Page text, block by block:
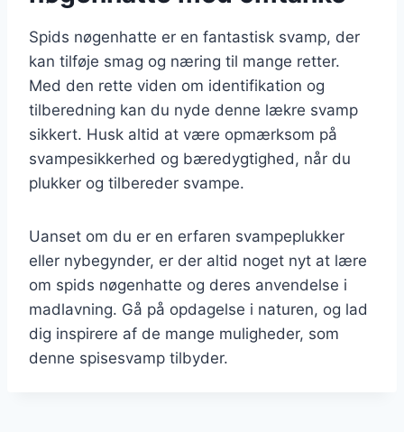
Spids nøgenhatte er en fantastisk svamp, der
kan tilføje smag og næring til mange retter.
Med den rette viden om identifikation og
tilberedning kan du nyde denne lækre svamp
sikkert. Husk altid at være opmærksom på
svampesikkerhed og bæredygtighed, når du
plukker og tilbereder svampe.
Uanset om du er en erfaren svampeplukker
eller nybegynder, er der altid noget nyt at lære
om spids nøgenhatte og deres anvendelse i
madlavning. Gå på opdagelse i naturen, og lad
dig inspirere af de mange muligheder, som
denne spisesvamp tilbyder.